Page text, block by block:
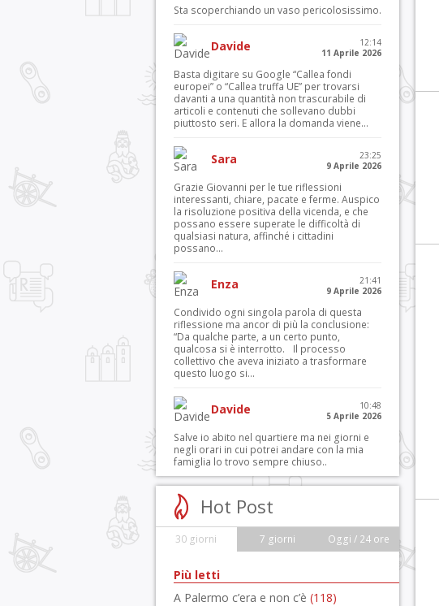
Sta scoperchiando un vaso pericolosissimo.
Davide
12:14
11 Aprile 2026
Basta digitare su Google “Callea fondi
europei” o “Callea truffa UE” per trovarsi
davanti a una quantità non trascurabile di
articoli e contenuti che sollevano dubbi
piuttosto seri. E allora la domanda viene...
Sara
23:25
9 Aprile 2026
Grazie Giovanni per le tue riflessioni
interessanti, chiare, pacate e ferme. Auspico
la risoluzione positiva della vicenda, e che
possano essere superate le difficoltà di
qualsiasi natura, affinché i cittadini
possano...
Enza
21:41
9 Aprile 2026
Condivido ogni singola parola di questa
riflessione ma ancor di più la conclusione:
“Da qualche parte, a un certo punto,
qualcosa si è interrotto. Il processo
collettivo che aveva iniziato a trasformare
questo luogo si...
Davide
10:48
5 Aprile 2026
Salve io abito nel quartiere ma nei giorni e
negli orari in cui potrei andare con la mia
famiglia lo trovo sempre chiuso..
Hot Post
30 giorni 7 giorni Oggi / 24 ore
Più letti
A Palermo c’era e non c’è (118)